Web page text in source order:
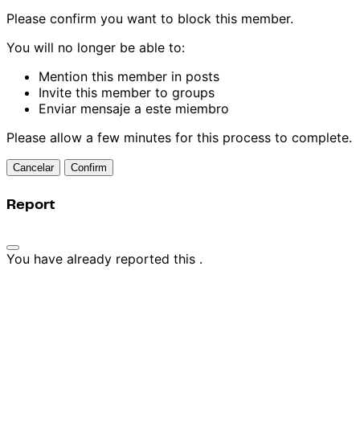
Please confirm you want to block this member.
You will no longer be able to:
Mention this member in posts
Invite this member to groups
Enviar mensaje a este miembro
Please allow a few minutes for this process to complete.
Confirm
Report
You have already reported this .